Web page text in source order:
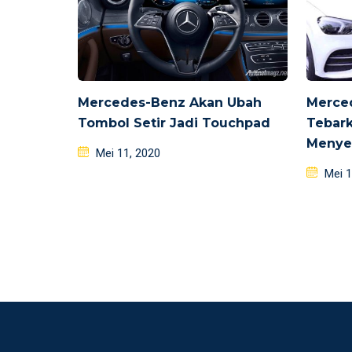
Mercedes-Benz Akan Ubah
Tombol Setir Jadi Touchpad
Posted
Mei 11, 2020
Mei